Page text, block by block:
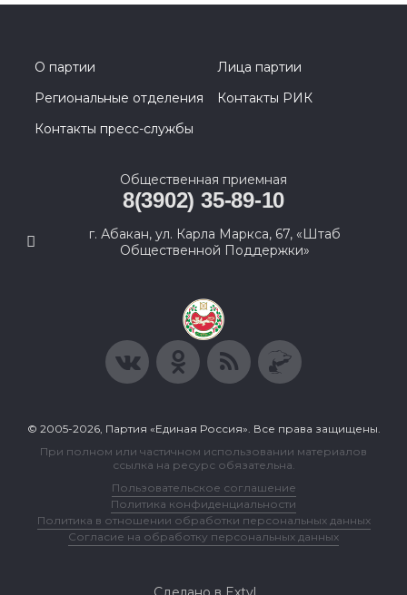
О партии
Лица партии
Региональные отделения
Контакты РИК
Контакты пресс-службы
Общественная приемная
8(3902) 35-89-10
г. Абакан, ул. Карла Маркса, 67, «Штаб
Общественной Поддержки»
© 2005-2026, Партия «Единая Россия». Все права защищены.
При полном или частичном использовании материалов
ссылка на ресурс обязательна.
Пользовательское соглашение
Политика конфиденциальности
Политика в отношении обработки персональных данных
Согласие на обработку персональных данных